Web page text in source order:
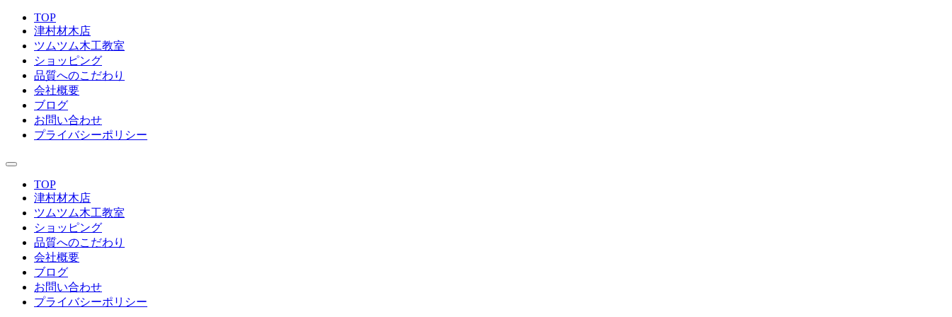
TOP
津村材木店
ツムツム木工教室
ショッピング
品質へのこだわり
会社概要
ブログ
お問い合わせ
プライバシーポリシー
TOP
津村材木店
ツムツム木工教室
ショッピング
品質へのこだわり
会社概要
ブログ
お問い合わせ
プライバシーポリシー